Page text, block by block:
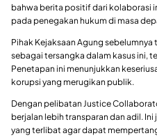
bahwa berita positif dari kolaborasi
pada penegakan hukum di masa
Pihak Kejaksaan Agung
sebagai tersangka dalam kasus ini,
Penetapan ini menunjukkan
korupsi yang merugikan publik.
Dengan pelibatan Justice
berjalan lebih transparan dan adil.
yang terlibat agar dapat